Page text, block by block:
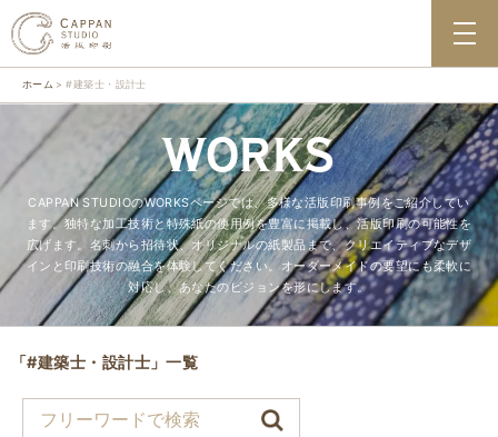
ホーム #建築士・設計士
WORKS
CAPPAN STUDIOのWORKSページでは、多様な活版印刷事例をご紹介してい
ます。独特な加工技術と特殊紙の使用例を豊富に掲載し、活版印刷の可能性を
広げます。名刺から招待状、オリジナルの紙製品まで、クリエイティブなデザ
インと印刷技術の融合を体験してください。オーダーメイドの要望にも柔軟に
対応し、あなたのビジョンを形にします。
「#建築士・設計士」一覧